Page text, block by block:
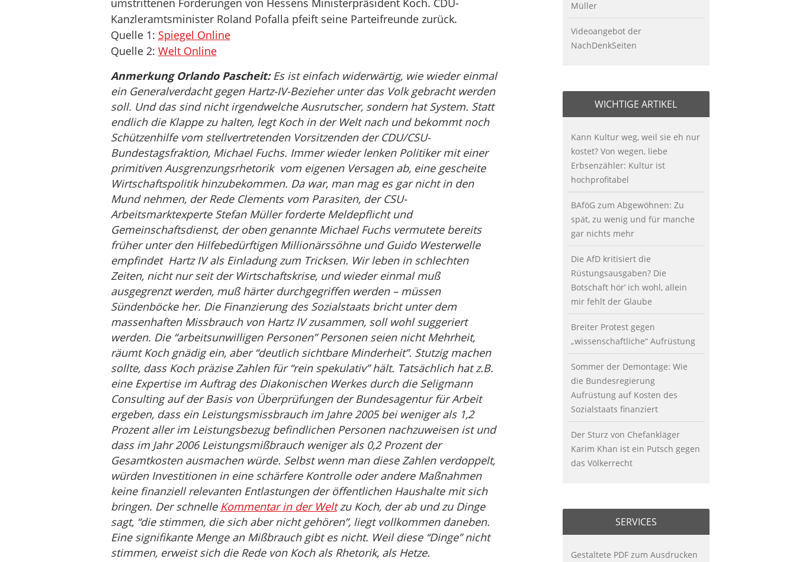
umstrittenen Forderungen von Hessens Ministerpräsident Koch. CDU-
Kanzleramtsminister Roland Pofalla pfeift seine Parteifreunde zurück.
Quelle 1: Spiegel Online
Quelle 2: Welt Online
Anmerkung Orlando Pascheit:Es ist einfach widerwärtig, wie wieder einmal
ein Generalverdacht gegen Hartz-IV-Bezieher unter das Volk gebracht werden
soll. Und das sind nicht irgendwelche Ausrutscher, sondern hat System. Statt
endlich die Klappe zu halten, legt Koch in der Welt nach und bekommt noch
Schützenhilfe vom stellvertretenden Vorsitzenden der CDU/CSU-
Bundestagsfraktion, Michael Fuchs. Immer wieder lenken Politiker mit einer
primitiven Ausgrenzungsrhetorik vom eigenen Versagen ab, eine gescheite
Wirtschaftspolitik hinzubekommen. Da war, man mag es gar nicht in den
Mund nehmen, der Rede Clements vom Parasiten, der CSU-
Arbeitsmarktexperte Stefan Müller forderte Meldepflicht und
Gemeinschaftsdienst, der oben genannte Michael Fuchs vermutete bereits
früher unter den Hilfebedürftigen Millionärssöhne und Guido Westerwelle
empfindet Hartz IV als Einladung zum Tricksen. Wir leben in schlechten
Zeiten, nicht nur seit der Wirtschaftskrise, und wieder einmal muß
ausgegrenzt werden, muß härter durchgegriffen werden – müssen
Sündenböcke her. Die Finanzierung des Sozialstaats bricht unter dem
massenhaften Missbrauch von Hartz IV zusammen, soll wohl suggeriert
werden. Die “arbeitsunwilligen Personen” Personen seien nicht Mehrheit,
räumt Koch gnädig ein, aber “deutlich sichtbare Minderheit”. Stutzig machen
sollte, dass Koch präzise Zahlen für “rein spekulativ” hält. Tatsächlich hat z.B.
eine Expertise im Auftrag des Diakonischen Werkes durch die Seligmann
Consulting auf der Basis von Überprüfungen der Bundesagentur für Arbeit
ergeben, dass ein Leistungsmissbrauch im Jahre 2005 bei weniger als 1,2
Prozent aller im Leistungsbezug befindlichen Personen nachzuweisen ist und
dass im Jahr 2006 Leistungsmißbrauch weniger als 0,2 Prozent der
Gesamtkosten ausmachen würde. Selbst wenn man diese Zahlen verdoppelt,
würden Investitionen in eine schärfere Kontrolle oder andere Maßnahmen
keine finanziell relevanten Entlastungen der öffentlichen Haushalte mit sich
bringen. Der schnelle Kommentar in der Weltzu Koch, der ab und zu Dinge
sagt, “die stimmen, die sich aber nicht gehören”, liegt vollkommen daneben.
Eine signifikante Menge an Mißbrauch gibt es nicht. Weil diese “Dinge” nicht
stimmen, erweist sich die Rede von Koch als Rhetorik, als Hetze.
Müller
Videoangebot der
NachDenkSeiten
WICHTIGE ARTIKEL
Kann Kultur weg, weil sie eh nur
kostet? Von wegen, liebe
Erbsenzähler: Kultur ist
hochprofitabel
BAföG zum Abgewöhnen: Zu
spät, zu wenig und für manche
gar nichts mehr
Die AfD kritisiert die
Rüstungsausgaben? Die
Botschaft hör’ ich wohl, allein
mir fehlt der Glaube
Breiter Protest gegen
„wissenschaftliche“ Aufrüstung
Sommer der Demontage: Wie
die Bundesregierung
Aufrüstung auf Kosten des
Sozialstaats finanziert
Der Sturz von Chefankläger
Karim Khan ist ein Putsch gegen
das Völkerrecht
SERVICES
Gestaltete PDF zum Ausdrucken